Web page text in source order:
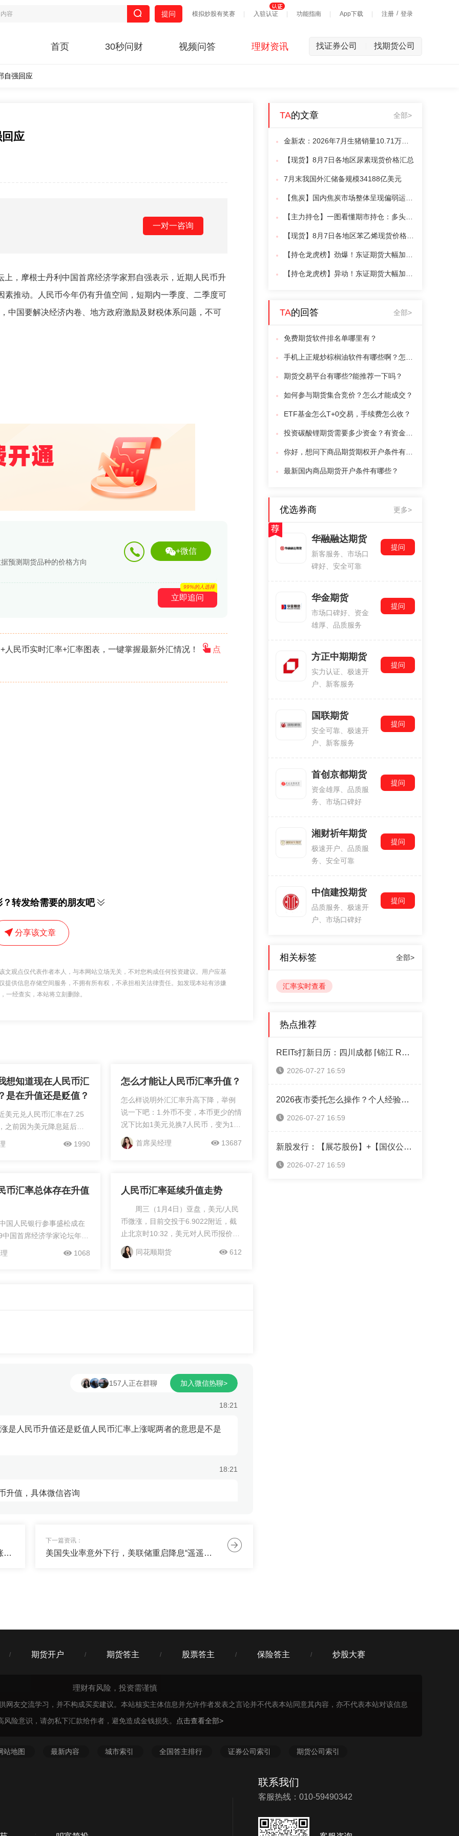
模拟炒股有奖赛 入驻认证 功能指南 App下载 注册 / 登录
提问
首页 30秒问财 视频问答 理财资讯 找证券公司 找期货公司
自强回应
应
一对一咨询
摩根士丹利中国首席经济学家邢自强表示，近期人民币升
推动。人民币今年仍有升值空间，短期内一季度、二季度可
中国要解决经济内卷、地方政府激励及财税体系问题，不可
预测期货品种的价格方向
+微信
立即追问
99%的人选择
民币实时汇率+汇率图表，一键掌握最新外汇情况！ 点
转发给需要的朋友吧
分享该文章
观点仅代表作者本人，与本网站立场无关，不对您构成任何投资建议。用户应基
供信息存储空间服务，不拥有所有权，不承担相关法律责任。如发现本站有涉嫌
一经查实，本站将立刻删除。
想知道现在人民币汇
是在升值还是贬值？
美元兑人民币汇率在7.25
之前因为美元降息延后，
1990
怎么才能让人民币汇率升值？
怎么样说明外汇汇率升高下降，举例
说一下吧：1.外币不变，本币更少的情
况下比如1美元兑换7人民币，变为1美
元兑换6人民币，那么就是人民币升
值，美元贬值，美元兑人民币外汇汇
首席吴经理 13687
币汇率总体存在升值
国人民银行参事盛松成在
中国首席经济学家论坛年
常情况下不会破“7”，总体
1068
人民币汇率延续升值走势
周三（1月4日）亚盘，美元/人民
币微涨，目前交投于6.9022附近，截
止北京时10:32，美元对人民币报价
6.9022，跌幅0.16%，上一交易美元
兑人民币汇率最低价为6.8750，收盘
方面：基本面上，2022年末国内持续
同花顺期货 612
18:21
是人民币升值还是贬值人民币汇率上涨呢两者的意思是不是
18:21
升值，具体微信咨询
以拉我下吗？
157人正在群聊 加入微信热聊>
管涛：股市汇市有各自运行逻辑不应将股市涨简单归结为人民币升值
下一篇资讯：
美国失业率意外下行，美联储重启降息“遥遥无期”
TA的文章 全部>
【现货】8月7日各地区尿素现货价格汇总
7月末我国外汇储备规模34188亿美元
TA的回答 全部>
免费期货软件排名单哪里有？
期货交易平台有哪些?能推荐一下吗？
如何参与期货集合竞价？怎么才能成交？
ETF基金怎么T+0交易，手续费怎么收？
最新国内商品期货开户条件有哪些？
优选券商 更多>
华融融达期货
新客服务、市场口
碑好、安全可靠
提问
华金期货
市场口碑好、资金
雄厚、品质服务
提问
方正中期期货
实力认证、极速开
户、新客服务
提问
国联期货
安全可靠、极速开
户、新客服务
提问
首创京都期货
资金雄厚、品质服
务、市场口碑好
提问
湘财祈年期货
极速开户、品质服
务、安全可靠
提问
中信建投期货
品质服务、极速开
户、市场口碑好
提问
相关标签 全部>
汇率实时查看
热点推荐
REITs打新日历：四川成都 ⌈锦江 REIT⌋ 本周四售！（附认购操作指南）
2026-07-27 16:59
2026夜市委托怎么操作？个人经验攻略全分享
2026-07-27 16:59
新股发行：【展芯股份】+【国仪公司】+【超纯应材】本周可申购！（附打新神器）
2026-07-27 16:59
/ 期货开户 / 期货答主 / 股票答主 / 保险答主 / 炒股大赛
理财有风险，投资需谨慎
友交流学习，并不构成买卖建议。本站核实主体信息并允许作者发表之言论并不代表本站同意其内容，亦不代表本站对该信息
险意识，请勿私下汇款给作者，避免造成金钱损失。
点击查看全部>
站地图 最新内容 城市索引 全国答主排行 证券公司索引 期货公司索引
联系我们
客服热线：010-59490342